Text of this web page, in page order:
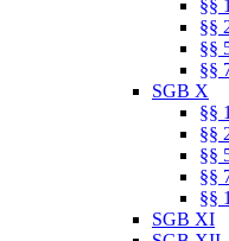
§§
§§
§§
§§
SGB X
§§
§§
§§
§§
§§
SGB XI